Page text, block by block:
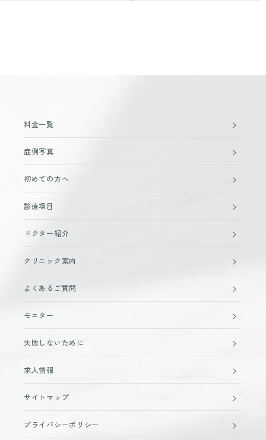
料金一覧
症例写真
初めての方へ
診療項目
ドクター紹介
クリニック案内
よくあるご質問
モニター
失敗しないために
求人情報
サイトマップ
プライバシーポリシー